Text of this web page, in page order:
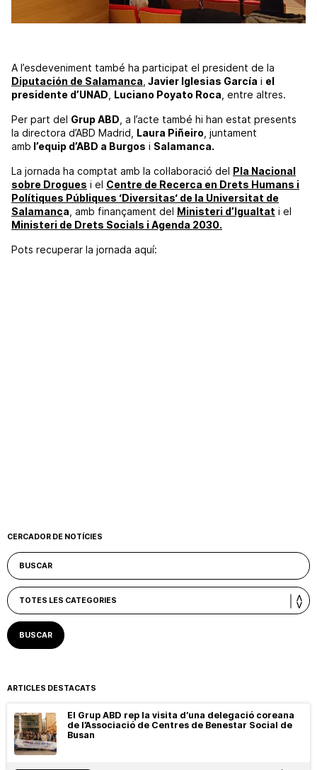
A l’esdeveniment també ha participat el president de la
Diputación de Salamanca Javier Iglesias García i el
presidente d’UNAD Luciano Poyato Roca , entre altres.
Per part del GrupABD , a l’acte també hi han estat presents
la directora d’ABD Madrid, Laura Piñeiro , juntament
amb l’equip d’ABD a Burgos i Salamanca.
La jornada ha comptat amb la col·laboració del Pla Nacional
sobre Drogues i el Centre de Recerca en Drets Humans i
Polítiques Públiques ‘Diversitas‘ de la Universitat de
Salamanca , amb finançament del Ministeri d’Igualtat i el
Ministeri de Drets Socials i Agenda 2030.
Pots recuperar la jornada aquí:
CERCADOR DE NOTÍCIES
ARTICLES DESTACATS
El Grup ABD rep la visita d’una delegació coreana
de l’Associació de Centres de Benestar Social de
Busan